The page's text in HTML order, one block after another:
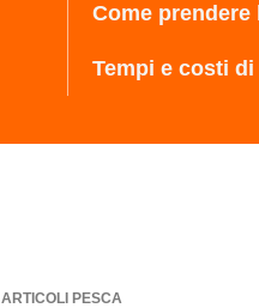
Come
Tempi e costi
ARTICOLI PESCA